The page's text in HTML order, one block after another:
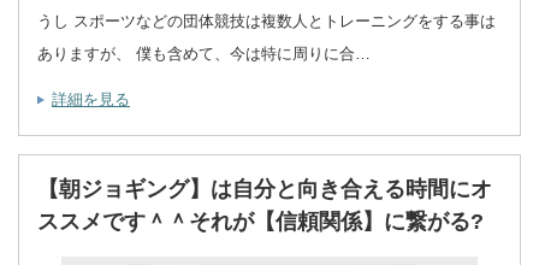
うし スポーツなどの団体競技は複数人とトレーニングをする事は
ありますが、 僕も含めて、今は特に周りに合…
詳細を見る
【朝ジョギング】は自分と向き合える時間にオ
ススメです＾＾それが【信頼関係】に繋がる?